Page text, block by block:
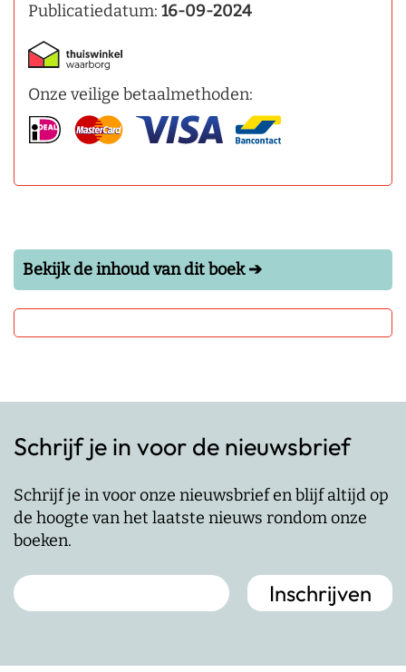
Publicatiedatum: 16-09-2024
Onze veilige betaalmethoden:
Bekijk de inhoud van dit boek ➔
Schrijf je in voor de nieuwsbrief
Schrijf je in voor onze nieuwsbrief en blijf altijd op
de hoogte van het laatste nieuws rondom onze
boeken.